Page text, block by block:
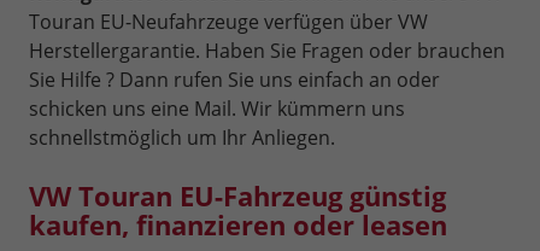
Touran EU-Neufahrzeuge verfügen über VW
Herstellergarantie. Haben Sie Fragen oder brauchen
Sie Hilfe ? Dann rufen Sie uns einfach an oder
schicken uns eine Mail. Wir kümmern uns
schnellstmöglich um Ihr Anliegen.
VW Touran EU-Fahrzeug günstig
kaufen, finanzieren oder leasen